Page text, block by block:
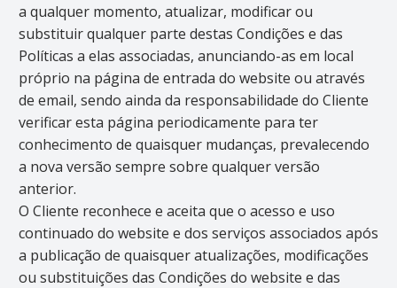
a qualquer momento, atualizar, modificar ou
substituir qualquer parte destas Condições e das
Políticas a elas associadas, anunciando-as em local
próprio na página de entrada do website ou através
de email, sendo ainda da responsabilidade do Cliente
verificar esta página periodicamente para ter
conhecimento de quaisquer mudanças, prevalecendo
a nova versão sempre sobre qualquer versão
anterior.
O Cliente reconhece e aceita que o acesso e uso
continuado do website e dos serviços associados após
a publicação de quaisquer atualizações, modificações
ou substituições das Condições do website e das